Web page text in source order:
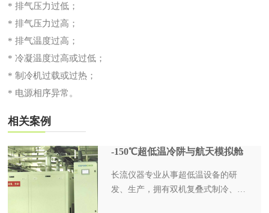
* 排气压力过低；
* 排气压力过高；
* 排气温度过高；
* 冷凝温度过高或过低；
* 制冷机过载或过热；
* 电源相序异常。
相关案例
-150℃超低温冷阱与航天模拟舱
长流仪器专业从事超低温设备的研
发、生产，拥有双机复叠式制冷、单